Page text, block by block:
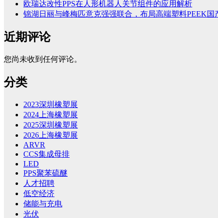
欧瑞达改性PPS在人形机器人关节组件的应用解析
锦湖日丽与峰梅匹意克强强联合，布局高端塑料PEEK国
近期评论
您尚未收到任何评论。
分类
2023深圳橡塑展
2024上海橡塑展
2025深圳橡塑展
2026上海橡塑展
ARVR
CCS集成母排
LED
PPS聚苯硫醚
人才招聘
低空经济
储能与充电
光伏